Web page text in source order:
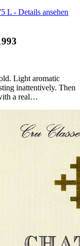
L - Details ansehen
Light aromatic
inattentively. Then
a real…